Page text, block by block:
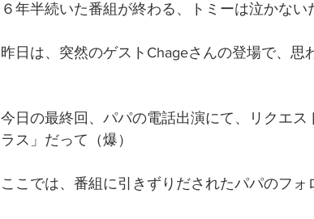
６年半続いた番組が終わる、トミーは泣かな
昨日は、突然のゲストChageさんの登場で、思
今日の最終回、パパの電話出演にて、リクエ
ラス」だって（爆）
ここでは、番組に引きずりだされたパパのフォ